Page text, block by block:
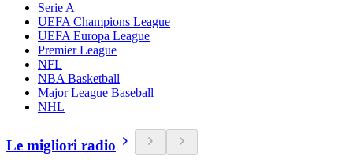
Serie A
UEFA Champions League
UEFA Europa League
Premier League
NFL
NBA Basketball
Major League Baseball
NHL
Le migliori radio